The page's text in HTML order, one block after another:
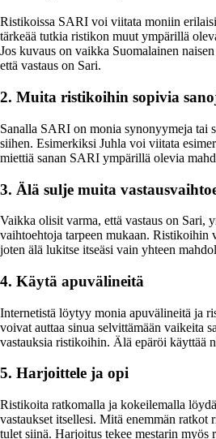
Ristikoissa SARI voi viitata moniin
tärkeää tutkia ristikon muut ympärillä
Jos kuvaus on vaikka Suomalainen
että vastaus on Sari.
2. Muita ristikoihin sopivia
Sanalla SARI on monia synonyymeja tai
siihen. Esimerkiksi Juhla voi viitata
miettiä sanan SARI ympärillä olevia
3. Älä sulje muita
Vaikka olisit varma, että vastaus on Sari,
vaihtoehtoja tarpeen mukaan. Ristikoihin
joten älä lukitse itseäsi vain yhteen
4. Käytä apuvälineitä
Internetistä löytyy monia apuvälineitä ja
voivat auttaa sinua selvittämään vaikeita
vastauksia ristikoihin. Älä epäröi käyttää
5. Harjoittele ja opi
Ristikoita ratkomalla ja kokeilemalla
vastaukset itsellesi. Mitä enemmän ratkot
tulet siinä. Harjoitus tekee mestarin myös